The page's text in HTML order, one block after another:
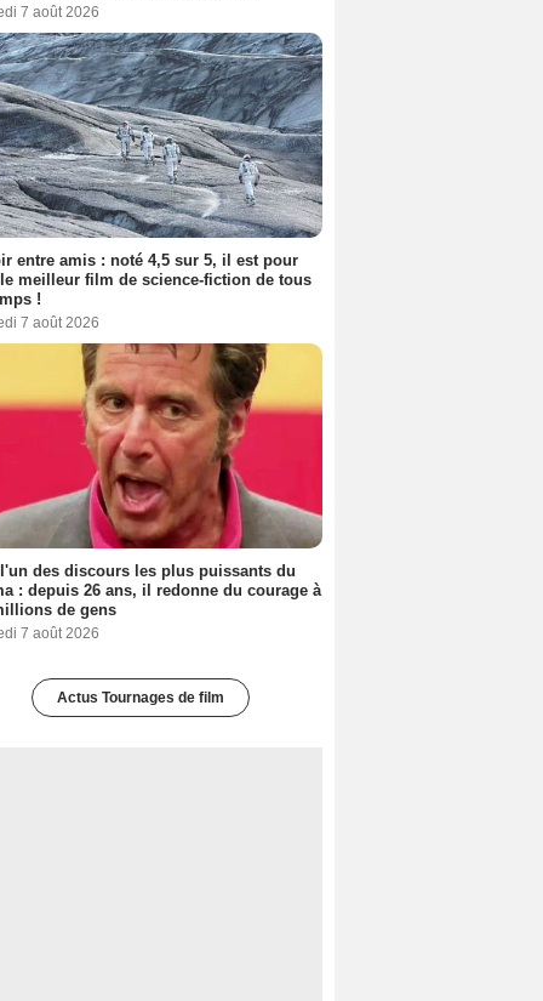
7 août 2026
entre amis : noté 4,5 sur 5, il est pour
meilleur film de science-fiction de tous
!
7 août 2026
des discours les plus puissants du
: depuis 26 ans, il redonne du courage à
de gens
7 août 2026
Actus Tournages de film